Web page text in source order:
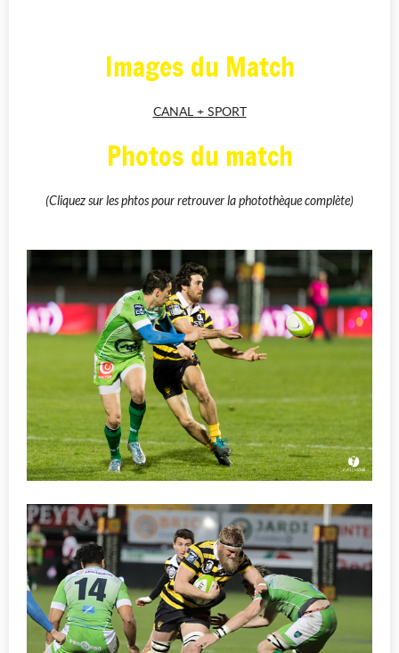
Images du Match
CANAL + SPORT
Photos du match
(Cliquez sur les phtos pour retrouver la photothèque complète)